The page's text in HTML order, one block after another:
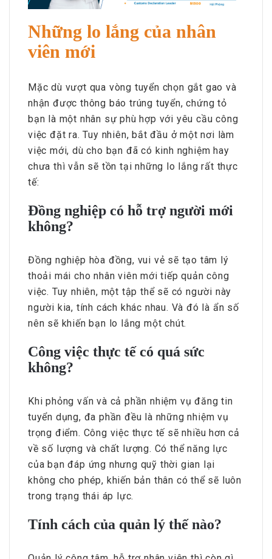
Những lo lắng của nhân
viên mới
Mặc dù vượt qua vòng tuyển chọn gắt gao và
nhận được thông báo trúng tuyển, chứng tỏ
bạn là một nhân sự phù hợp với yêu cầu công
việc đặt ra. Tuy nhiên, bắt đầu ở một nơi làm
việc mới, dù cho bạn đã có kinh nghiệm hay
chưa thì vẫn sẽ tồn tại những lo lắng rất thực
tế:
Đồng nghiệp có hỗ trợ người mới
không?
Đồng nghiệp hòa đồng, vui vẻ sẽ tạo tâm lý
thoải mái cho nhân viên mới tiếp quản công
việc. Tuy nhiên, một tập thể sẽ có người này
người kia, tính cách khác nhau. Và đó là ẩn số
nên sẽ khiến bạn lo lắng một chút.
Công việc thực tế có quá sức
không?
Khi phỏng vấn và cả phần nhiệm vụ đăng tin
tuyển dụng, đa phần đều là những nhiệm vụ
trọng điểm. Công việc thực tế sẽ nhiều hơn cả
về số lượng và chất lượng. Có thể năng lực
của bạn đáp ứng nhưng quỹ thời gian lại
không cho phép, khiến bản thân có thể sẽ luôn
trong trạng thái áp lực.
Tính cách của quản lý thế nào?